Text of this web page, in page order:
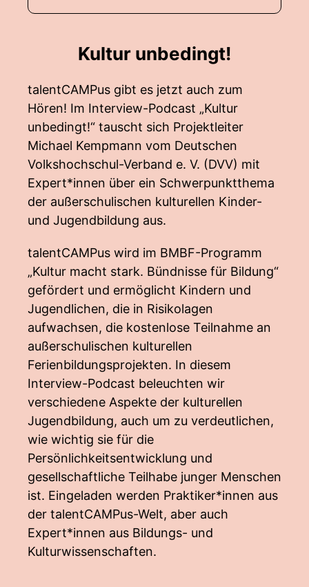
Kultur unbedingt!
talentCAMPus gibt es jetzt auch zum
Hören! Im Interview-Podcast „Kultur
unbedingt!“ tauscht sich Projektleiter
Michael Kempmann vom Deutschen
Volkshochschul-Verband e. V. (DVV) mit
Expert*innen über ein Schwerpunktthema
der außerschulischen kulturellen Kinder-
und Jugendbildung aus.
talentCAMPus wird im BMBF-Programm
„Kultur macht stark. Bündnisse für Bildung“
gefördert und ermöglicht Kindern und
Jugendlichen, die in Risikolagen
aufwachsen, die kostenlose Teilnahme an
außerschulischen kulturellen
Ferienbildungsprojekten. In diesem
Interview-Podcast beleuchten wir
verschiedene Aspekte der kulturellen
Jugendbildung, auch um zu verdeutlichen,
wie wichtig sie für die
Persönlichkeitsentwicklung und
gesellschaftliche Teilhabe junger Menschen
ist. Eingeladen werden Praktiker*innen aus
der talentCAMPus-Welt, aber auch
Expert*innen aus Bildungs- und
Kulturwissenschaften.